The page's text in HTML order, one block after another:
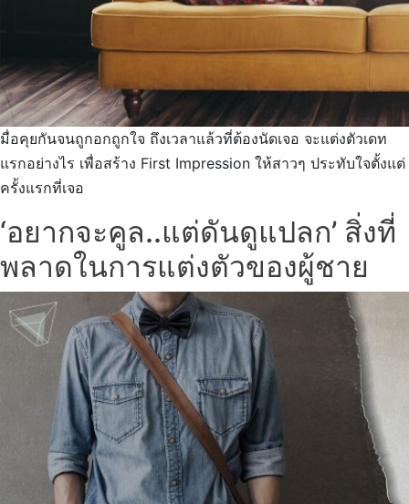
มื่อคุยกันจนถูกอกถูกใจ ถึงเวลาแล้วที่ต้องนัดเจอ จะแต่งตัวเดท
แรกอย่างไร เพื่อสร้าง First Impression ให้สาวๆ ประทับใจตั้งแต่
ครั้งแรกที่เจอ
‘อยากจะคูล..แต่ดันดูแปลก’ สิ่งที่
พลาดในการแต่งตัวของผู้ชาย